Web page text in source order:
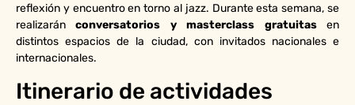
reflexión y encuentro en torno al jazz. Durante esta semana, se
realizaránconversatorios y masterclass gratuitasen
distintos espacios de la ciudad, con invitados nacionales e
internacionales.
Itinerario de actividades